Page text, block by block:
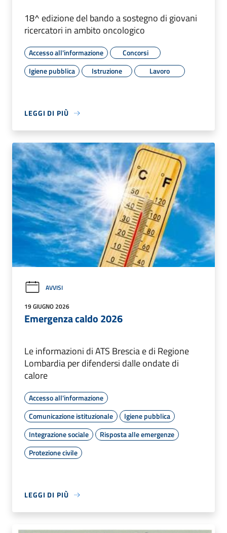
18^ edizione del bando a sostegno di giovani
ricercatori in ambito oncologico
Accesso all'informazione
Concorsi
Igiene pubblica
Istruzione Lavoro
LEGGI DI PIÙ
AVVISI
19 GIUGNO 2026
Emergenza caldo 2026
Le informazioni di ATS Brescia e di Regione
Lombardia per difendersi dalle ondate di
calore
Accesso all'informazione
Comunicazione istituzionale
Igiene pubblica
Integrazione sociale
Risposta alle emergenze
Protezione civile
LEGGI DI PIÙ